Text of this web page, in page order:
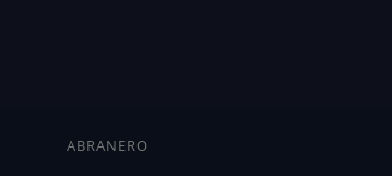
ABRANERO